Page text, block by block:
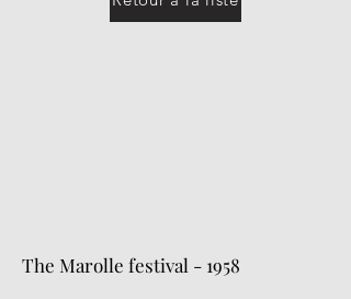
The Marolle festival - 1958